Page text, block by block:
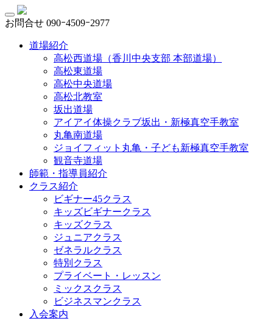
お問合せ 090ｰ4509ｰ2977
道場紹介
高松西道場（香川中央支部 本部道場）
高松東道場
高松中央道場
高松北教室
坂出道場
アイアイ体操クラブ坂出・新極真空手教室
丸亀南道場
ジョイフィット丸亀・子ども新極真空手教室
観音寺道場
師範・指導員紹介
クラス紹介
ビギナー45クラス
キッズビギナークラス
キッズクラス
ジュニアクラス
ゼネラルクラス
特別クラス
プライベート・レッスン
ミックスクラス
ビジネスマンクラス
入会案内